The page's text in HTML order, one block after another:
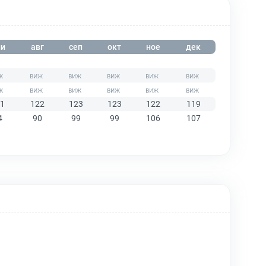
авг сеп окт ное дек
122 123 123 122
119
90 99 99 106 107